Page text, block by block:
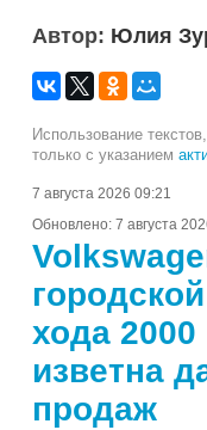
Автор: Юлия
Использование
только с указанием
7 августа 2026 09:21
Обновлено: 7 августа
хода 2000
изветна
продаж